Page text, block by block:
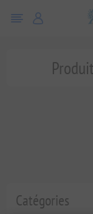
Catégories